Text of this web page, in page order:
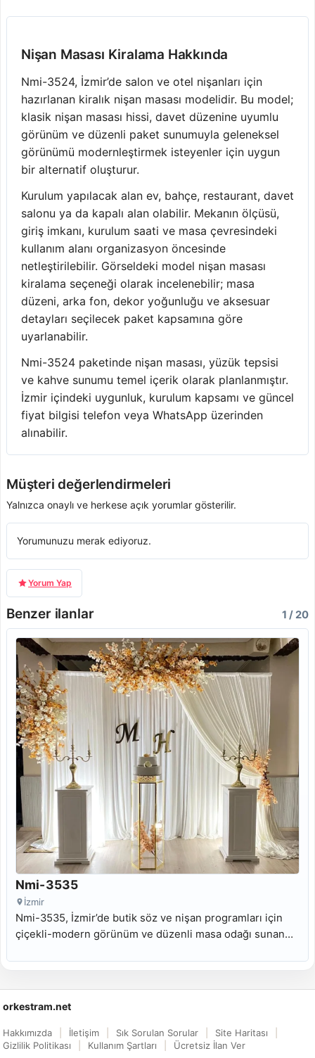
Nişan Masası Kiralama Hakkında
Nmi-3524, İzmir’de salon ve otel nişanları için
hazırlanan kiralık nişan masası modelidir. Bu model;
klasik nişan masası hissi, davet düzenine uyumlu
görünüm ve düzenli paket sunumuyla geleneksel
görünümü modernleştirmek isteyenler için uygun
bir alternatif oluşturur.
Kurulum yapılacak alan ev, bahçe, restaurant, davet
salonu ya da kapalı alan olabilir. Mekanın ölçüsü,
giriş imkanı, kurulum saati ve masa çevresindeki
kullanım alanı organizasyon öncesinde
netleştirilebilir. Görseldeki model nişan masası
kiralama seçeneği olarak incelenebilir; masa
düzeni, arka fon, dekor yoğunluğu ve aksesuar
detayları seçilecek paket kapsamına göre
uyarlanabilir.
Nmi-3524 paketinde nişan masası, yüzük tepsisi
ve kahve sunumu temel içerik olarak planlanmıştır.
İzmir içindeki uygunluk, kurulum kapsamı ve güncel
fiyat bilgisi telefon veya WhatsApp üzerinden
alınabilir.
Müşteri değerlendirmeleri
Yalnızca onaylı ve herkese açık yorumlar gösterilir.
Yorumunuzu merak ediyoruz.
Yorum Yap
Benzer ilanlar 1 / 20
Nmi-3535
İzmir
Nmi-3535, İzmir’de butik söz ve nişan programları için
çiçekli-modern görünüm ve düzenli masa odağı sunan
orkestram.net
Hakkımızda İletişim Sık Sorulan Sorular
Site Haritası
Gizlilik Politikası
Kullanım Şartları Ücretsiz İlan Ver